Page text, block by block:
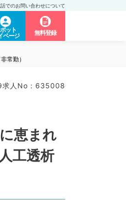
でのお問い合わせについて
ット
ページ
無料登録
常勤）
求人No : 635008
恵まれ
工透析